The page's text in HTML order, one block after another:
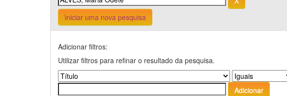
Iniciar uma nova pesquisa
Adicionar filtros:
Utilizar filtros para refinar o resultado da pesquisa.